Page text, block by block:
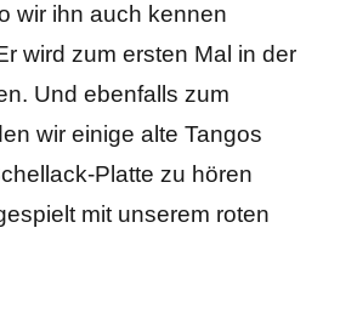
wir ihn auch kennen
wird zum ersten Mal in der
Und ebenfalls zum
wir einige alte Tangos
Platte zu hören
mit unserem roten